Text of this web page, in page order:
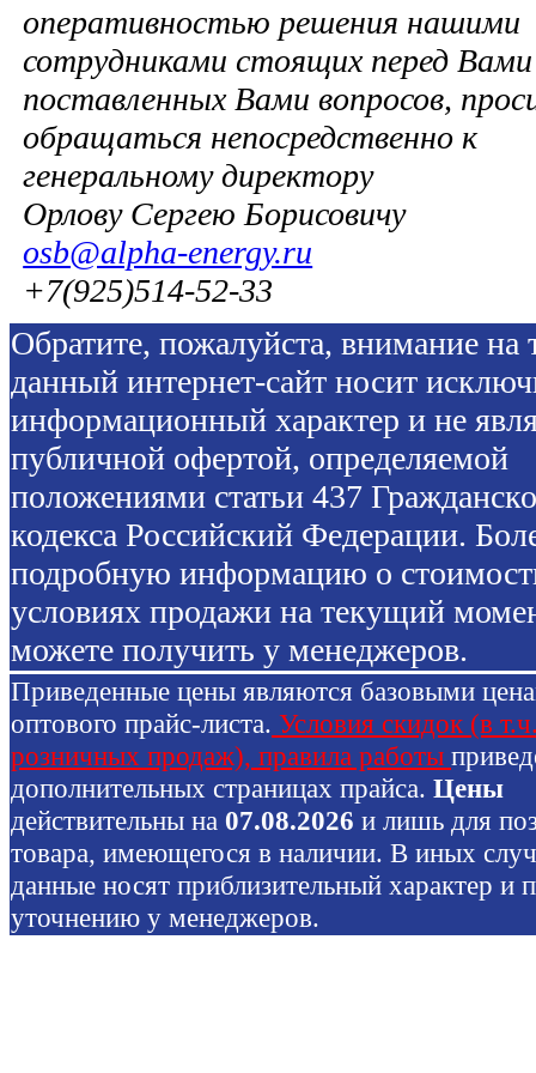
оперативностью решения нашими
сотрудниками стоящих перед Вами
поставленных Вами вопросов,
обращаться непосредственно к
генеральному директору
Орлову Сергею Борисовичу
osb@alpha-energy.ru
+7(925)514-52-33
Обратите, пожалуйста, внимание на
данный интернет-сайт носит
информационный характер и не
публичной офертой, определяемой
положениями статьи 437
кодекса Российский Федерации.
подробную информацию о
условиях продажи на текущий
можете получить у менеджеров.
Приведенные цены являются базовыми
оптового прайс-листа. Условия скидок (в
розничных продаж), правила работы
дополнительных страницах прайса. Цены
действительны на 07.08.2026 и лишь для
товара, имеющегося в наличии. В иных
данные носят приблизительный характер и
уточнению у менеджеров.